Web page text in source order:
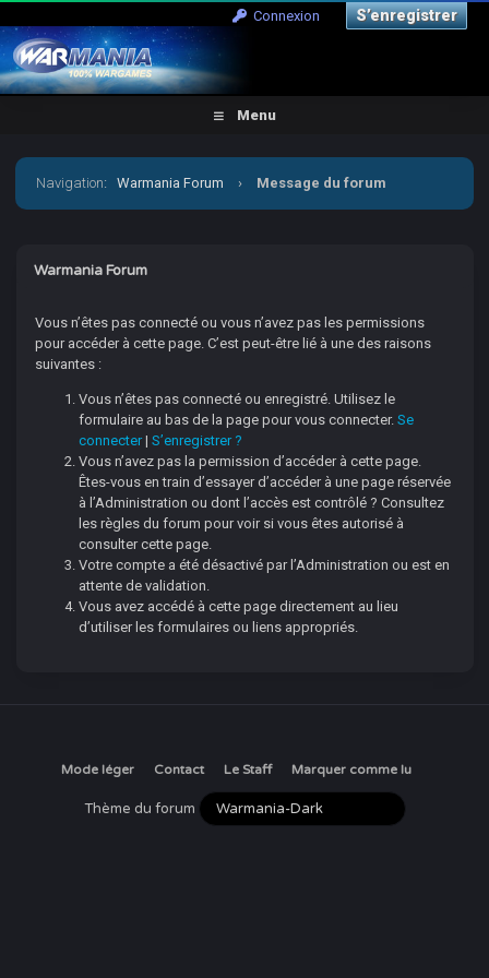
Connexion S’enregistrer
Menu
Navigation:Warmania Forum › Message du forum
Warmania Forum
Vous n’êtes pas connecté ou vous n’avez pas les permissions
pour accéder à cette page. C’est peut-être lié à une des raisons
suivantes :
Vous n’êtes pas connecté ou enregistré. Utilisez le
formulaire au bas de la page pour vous connecter.Se
connecter|S’enregistrer ?
Vous n’avez pas la permission d’accéder à cette page.
Êtes-vous en train d’essayer d’accéder à une page réservée
à l’Administration ou dont l’accès est contrôlé ? Consultez
les règles du forum pour voir si vous êtes autorisé à
consulter cette page.
Votre compte a été désactivé par l’Administration ou est en
attente de validation.
Vous avez accédé à cette page directement au lieu
d’utiliser les formulaires ou liens appropriés.
Mode léger Contact Le Staff Marquer comme lu
Thème du forum